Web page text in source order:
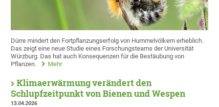
Dürre mindert den Fortpflanzungserfolg von Hummelvölkern erheblich.
Das zeigt eine neue Studie eines Forschungsteams der Universität
Würzburg. Das hat auch Konsequenzen für die Bestäubung von
Pflanzen.
Mehr
Klimaerwärmung verändert den
Schlupfzeitpunkt von Bienen und Wespen
13.04.2026